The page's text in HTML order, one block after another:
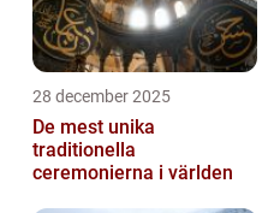
28 december 2025
De mest unika
traditionella
ceremonierna i världen